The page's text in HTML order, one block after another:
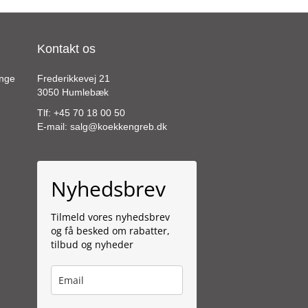
Kontakt os
Frederikkevej 21
3050 Humlebæk
Tlf: +45 70 18 00 50
E-mail: salg@koekkengreb.dk
Nyhedsbrev
Tilmeld vores nyhedsbrev
og få besked om rabatter,
tilbud og nyheder